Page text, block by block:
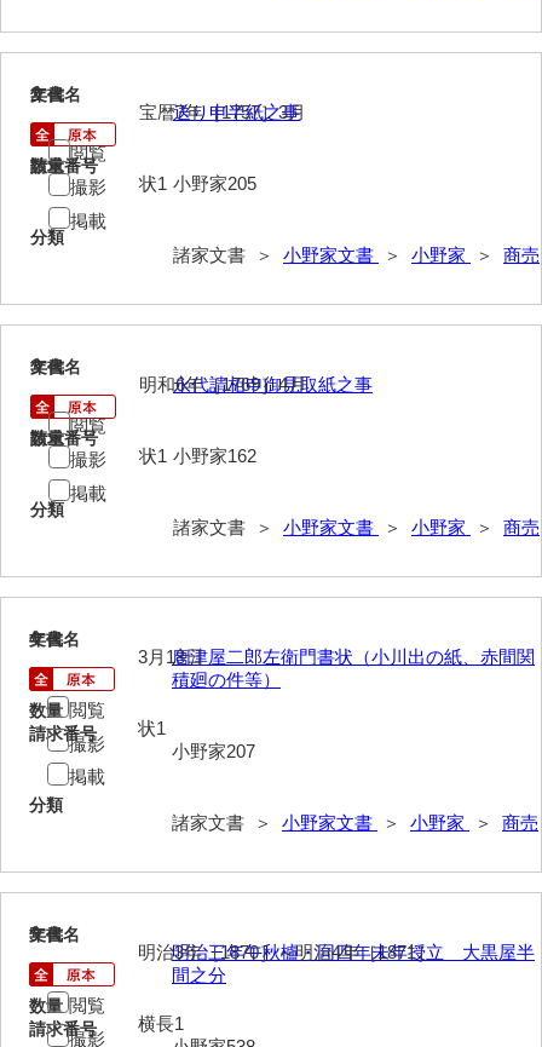
井上一親文書
井上家文書（大和町）
井上家文書（防府市）
井上勉家文書（大和町）
井下家文書（埼玉県）
今川家文書
岩崎家文書（秋芳町）
上田家文書（防府市）
上田家文書（横浜市）
上松氏収集文書
内田家文書（豊中市）
2
文書名
送り申半紙之事
請求番号
小野家205
分類
諸家文書 ＞ 小野家文書 ＞ 小野家 ＞ 商売
年代
宝暦7年［1757］3月
数量
状1
閲覧
撮影
掲載
3
文書名
永代請相申御見取紙之事
請求番号
小野家162
分類
諸家文書 ＞ 小野家文書 ＞ 小野家 ＞ 商売
年代
明和6年［1769］4月
数量
状1
閲覧
撮影
掲載
4
文書名
唐津屋二郎左衛門書状（小川出の紙、赤間関
積廻の件等）
請求番号
小野家207
分類
諸家文書 ＞ 小野家文書 ＞ 小野家 ＞ 商売
年代
3月18日
数量
状1
閲覧
撮影
掲載
5
文書名
明治三年午秋櫨・同四年未年授立 大黒屋半
間之分
請求番号
年代
明治3年［1870］～明治4年［1871］
数量
横長1
閲覧
撮影